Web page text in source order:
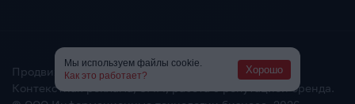
Продвижение и создание сайтов.
Контекстная реклама, SMM, работа с репутацией бренда.
Мы используем файлы cookie.
Как это работает?
Хорошо